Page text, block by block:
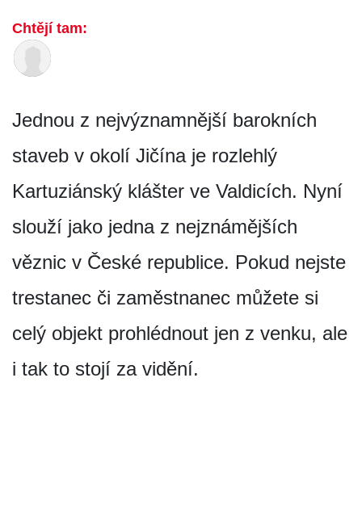
Chtějí tam:
Jednou z nejvýznamnější barokních
staveb v okolí Jičína je rozlehlý
Kartuziánský klášter ve Valdicích. Nyní
slouží jako jedna z nejznámějších
věznic v České republice. Pokud nejste
trestanec či zaměstnanec můžete si
celý objekt prohlédnout jen z venku, ale
i tak to stojí za vidění.